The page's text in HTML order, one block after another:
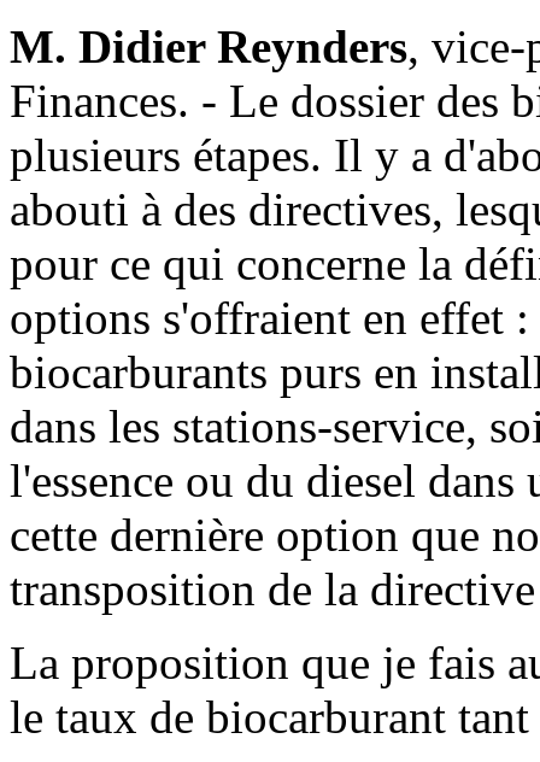
M. Didier Reynders, vice-
Finances. - Le dossier des
plusieurs étapes. Il y a
abouti à des directives,
pour ce qui concerne la
options s'offraient en effet
biocarburants purs en
dans les stations-service,
l'essence ou du diesel
cette dernière option que
transposition de la directive
La proposition que je fais
le taux de biocarburant tant